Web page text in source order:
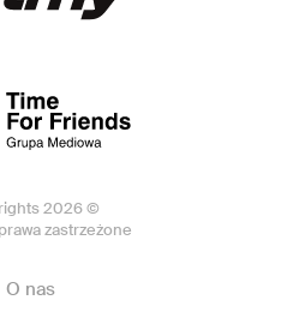
2026 ©
zastrzeżone
O nas